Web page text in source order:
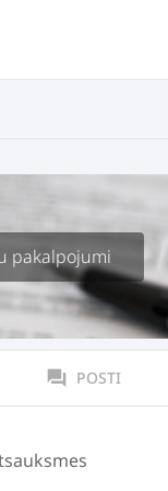
pakalpojumi
forum POSTI